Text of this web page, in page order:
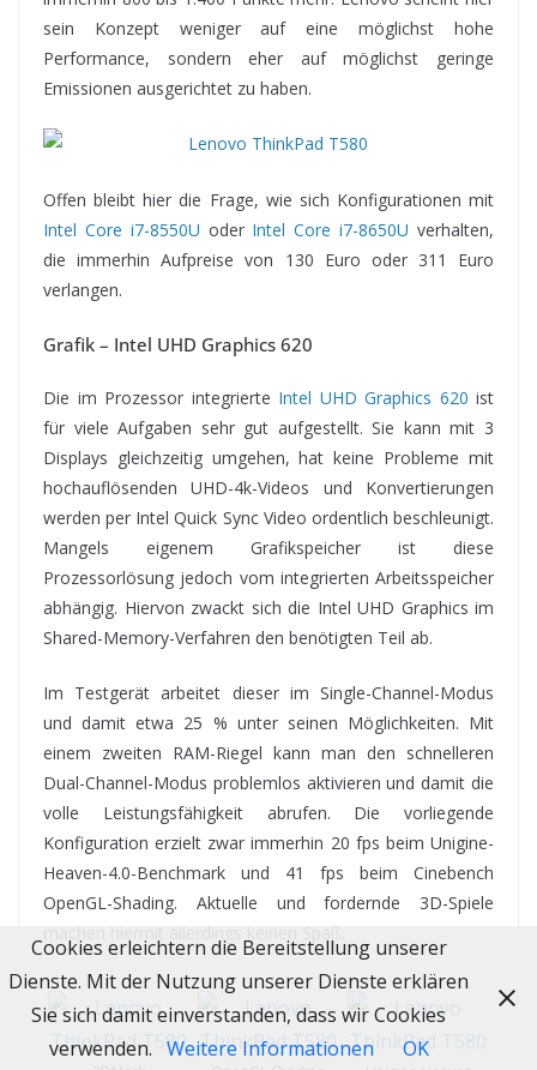
sein Konzept weniger auf eine möglichst hohe
Performance, sondern eher auf möglichst geringe
Emissionen ausgerichtet zu haben.
Offen bleibt hier die Frage, wie sich Konfigurationen mit
Intel Core i7-8550U oder Intel Core i7-8650U verhalten,
die immerhin Aufpreise von 130 Euro oder 311 Euro
verlangen.
Grafik – Intel UHD Graphics 620
Die im Prozessor integrierte Intel UHD Graphics 620 ist
für viele Aufgaben sehr gut aufgestellt. Sie kann mit 3
Displays gleichzeitig umgehen, hat keine Probleme mit
hochauflösenden UHD-4k-Videos und Konvertierungen
werden per Intel Quick Sync Video ordentlich beschleunigt.
Mangels eigenem Grafikspeicher ist diese
Prozessorlösung jedoch vom integrierten Arbeitsspeicher
abhängig. Hiervon zwackt sich die Intel UHD Graphics im
Shared-Memory-Verfahren den benötigten Teil ab.
Im Testgerät arbeitet dieser im Single-Channel-Modus
und damit etwa 25 % unter seinen Möglichkeiten. Mit
einem zweiten RAM-Riegel kann man den schnelleren
Dual-Channel-Modus problemlos aktivieren und damit die
volle Leistungsfähigkeit abrufen. Die vorliegende
Konfiguration erzielt zwar immerhin 20 fps beim Unigine-
Heaven-4.0-Benchmark und 41 fps beim Cinebench
OpenGL-Shading. Aktuelle und fordernde 3D-Spiele
machen hiermit allerdings keinen Spaß.
Cookies erleichtern die Bereitstellung unserer
Dienste. Mit der Nutzung unserer Dienste erklären
Sie sich damit einverstanden, dass wir Cookies
verwenden. Weitere Informationen OK